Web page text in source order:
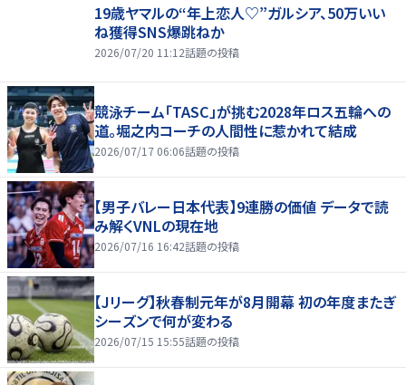
19歳ヤマルの“年上恋人♡”ガルシア、50万いい
ね獲得SNS爆跳ねか
2026/07/20 11:12話題の投稿
競泳チーム「TASC」が挑む2028年ロス五輪への
道。堀之内コーチの人間性に惹かれて結成
2026/07/17 06:06話題の投稿
【男子バレー日本代表】9連勝の価値 データで読
み解くVNLの現在地
2026/07/16 16:42話題の投稿
【Jリーグ】秋春制元年が8月開幕 初の年度またぎ
シーズンで何が変わる
2026/07/15 15:55話題の投稿